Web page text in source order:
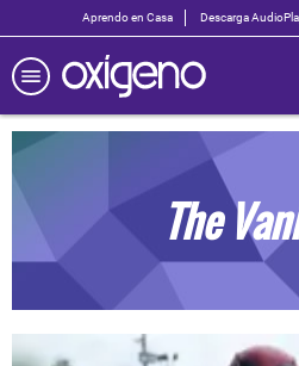
Aprendo en Casa Descarga
The